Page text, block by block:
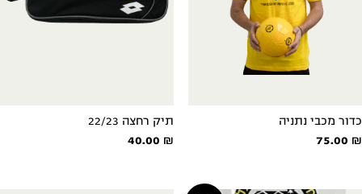
כדור מכבי נתניה
75.00 ₪
תיק רחצה 22/23
40.00 ₪